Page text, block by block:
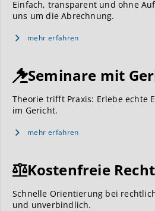
Einfach, transparent und ohne
uns um die Abrechnung.
mehr erfahren
Seminare mit
Theorie trifft Praxis: Erlebe echte
im Gericht.
mehr erfahren
Kostenfreie
Schnelle Orientierung bei
und unverbindlich.